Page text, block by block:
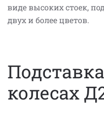
виде высоких стоек,
двух и более цветов.
колесах